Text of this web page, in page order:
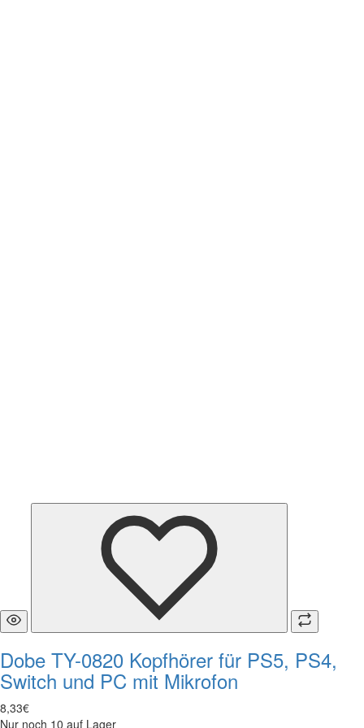
Dobe TY-0820 Kopfhörer für PS5, PS4,
Switch und PC mit Mikrofon
8,33€
Nur noch 10 auf Lager